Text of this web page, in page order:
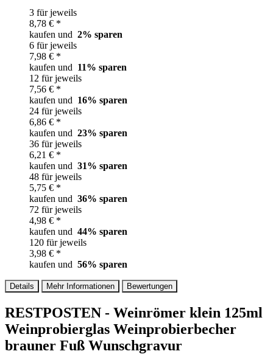
3 für jeweils
8,78 € *
kaufen und 2% sparen
6 für jeweils
7,98 € *
kaufen und 11% sparen
12 für jeweils
7,56 € *
kaufen und 16% sparen
24 für jeweils
6,86 € *
kaufen und 23% sparen
36 für jeweils
6,21 € *
kaufen und 31% sparen
48 für jeweils
5,75 € *
kaufen und 36% sparen
72 für jeweils
4,98 € *
kaufen und 44% sparen
120 für jeweils
3,98 € *
kaufen und 56% sparen
Details Mehr Informationen Bewertungen
RESTPOSTEN - Weinrömer klein 125ml
Weinprobierglas Weinprobierbecher
brauner Fuß Wunschgravur